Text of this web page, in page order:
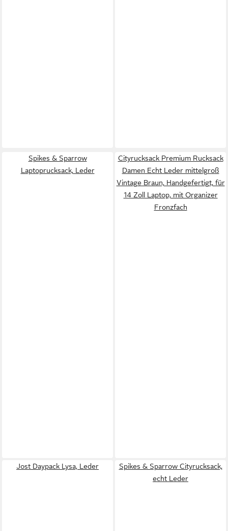
Spikes & Sparrow
Laptoprucksack, Leder
Cityrucksack Premium Rucksack
Damen Echt Leder mittelgroß
Vintage Braun, Handgefertigt, für
14 Zoll Laptop, mit Organizer
Fronzfach
Jost Daypack Lysa, Leder
Spikes & Sparrow Cityrucksack,
echt Leder